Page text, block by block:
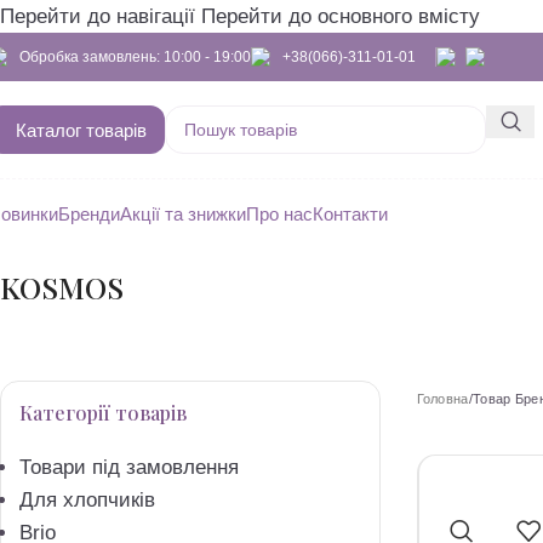
Перейти до навігації Перейти до основного вмісту
Обробка замовлень: 10:00 - 19:00 +38(066)-311-01-01
Каталог товарів
БрендиАкції та знижкиПро насКонтакти
KOSMOS
Категорії товарів
Товари під замовлення
Для хлопчиків
Brio
Головна/Товар